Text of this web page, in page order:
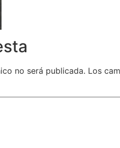
no será publicada. Los